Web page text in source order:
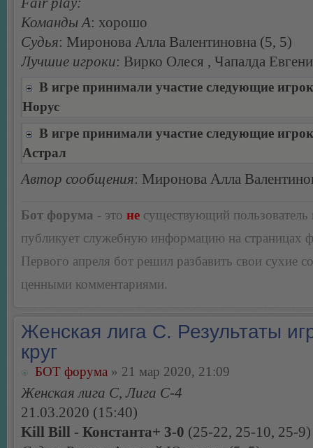
Команды А: хорошо
Судья: Миронова Алла Валентиновна (5, 5)
Лучшие игроки: Вирко Олеся , Чапалда
В игре принимали участие следующие
Норус
В игре принимали участие следующие
Астрал
Автор сообщения: Миронова Алла
Бот форума - это не существующий пользователь
публикует служебную информацию на страницах
Первого апреля бот решил разбавить свои сухие
ценными комментариями.
Женская лига С. Результаты
круг
БОТ форума » 21 мар 2020, 21:09
Женская лига С, Лига С-4
21.03.2020 (15:40)
Kill Bill - Константа+ 3-0 (25-22, 25-10, 25-9)